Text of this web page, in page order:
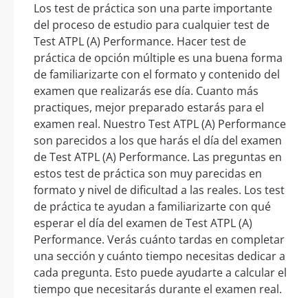
Los test de práctica son una parte importante
del proceso de estudio para cualquier test de
Test ATPL (A) Performance. Hacer test de
práctica de opción múltiple es una buena forma
de familiarizarte con el formato y contenido del
examen que realizarás ese día. Cuanto más
practiques, mejor preparado estarás para el
examen real. Nuestro Test ATPL (A) Performance
son parecidos a los que harás el día del examen
de Test ATPL (A) Performance. Las preguntas en
estos test de práctica son muy parecidas en
formato y nivel de dificultad a las reales. Los test
de práctica te ayudan a familiarizarte con qué
esperar el día del examen de Test ATPL (A)
Performance. Verás cuánto tardas en completar
una sección y cuánto tiempo necesitas dedicar a
cada pregunta. Esto puede ayudarte a calcular el
tiempo que necesitarás durante el examen real.